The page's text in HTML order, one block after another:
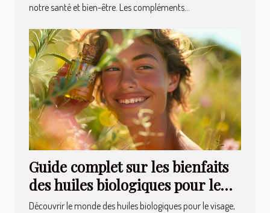
notre santé et bien-être. Les compléments...
Guide complet sur les bienfaits
des huiles biologiques pour le
visage
Découvrir le monde des huiles biologiques pour le visage,